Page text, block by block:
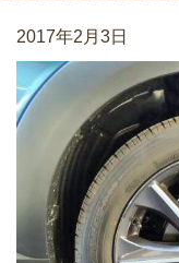
2017年2月3日